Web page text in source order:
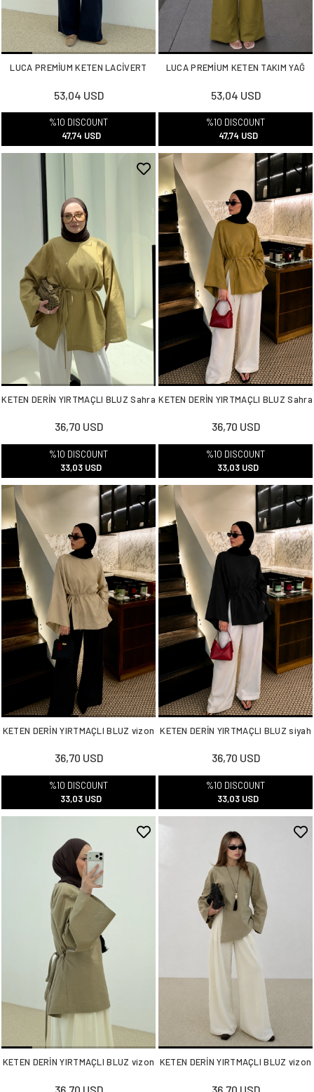
LUCA PREMİUM KETEN LACİVERT
53,04 USD
%10 DISCOUNT
47,74 USD
LUCA PREMİUM KETEN TAKIM YAĞ
53,04 USD
%10 DISCOUNT
47,74 USD
KETEN DERİN YIRTMAÇLI BLUZ Sahra
36,70 USD
%10 DISCOUNT
33,03 USD
KETEN DERİN YIRTMAÇLI BLUZ Sahra
36,70 USD
%10 DISCOUNT
33,03 USD
KETEN DERİN YIRTMAÇLI BLUZ vizon
36,70 USD
%10 DISCOUNT
33,03 USD
KETEN DERİN YIRTMAÇLI BLUZ siyah
36,70 USD
%10 DISCOUNT
33,03 USD
KETEN DERİN YIRTMAÇLI BLUZ vizon
36,70 USD
KETEN DERİN YIRTMAÇLI BLUZ vizon
36,70 USD